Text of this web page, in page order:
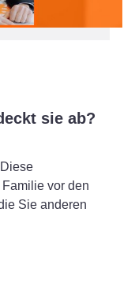
sie ab?
vor den
Sie anderen